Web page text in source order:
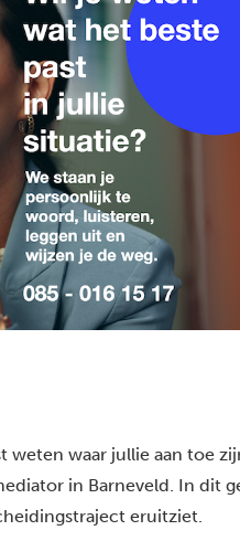
weten waar jullie aan toe
in Barneveld. In dit
eruitziet.